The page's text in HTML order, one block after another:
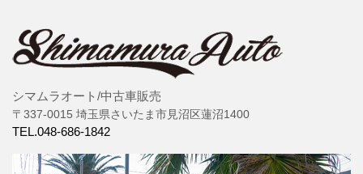
シマムラオート/中古車販売
〒337-0015 埼玉県さいたま市見沼区蓮沼1400
TEL.048-686-1842